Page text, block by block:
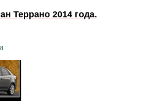
Террано 2014 года.